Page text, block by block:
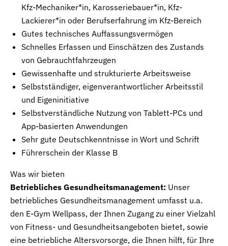
Kfz-Mechaniker*in, Karosseriebauer*in, Kfz-
Lackierer*in oder Berufserfahrung im Kfz-Bereich
Gutes technisches Auffassungsvermögen
Schnelles Erfassen und Einschätzen des Zustands
von Gebrauchtfahrzeugen
Gewissenhafte und strukturierte Arbeitsweise
Selbstständiger, eigenverantwortlicher Arbeitsstil
und Eigeninitiative
Selbstverständliche Nutzung von Tablett-PCs und
App-basierten Anwendungen
Sehr gute Deutschkenntnisse in Wort und Schrift
Führerschein der Klasse B
Was wir bieten
Betriebliches Gesundheitsmanagement: Unser
betriebliches Gesundheitsmanagement umfasst u.a.
den E-Gym Wellpass, der Ihnen Zugang zu einer Vielzahl
von Fitness- und Gesundheitsangeboten bietet, sowie
eine betriebliche Altersvorsorge, die Ihnen hilft, für Ihre